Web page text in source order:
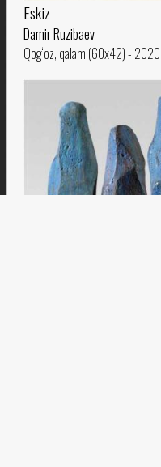
Eskiz
Damir Ruzibaev
Qog‘oz, qalam (60x42) -